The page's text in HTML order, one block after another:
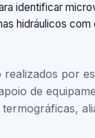
identificar
hidráulicos com
realizados por
de